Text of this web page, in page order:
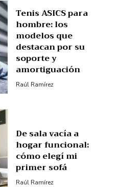
Tenis ASICS para
hombre: los
modelos que
destacan por su
soporte y
amortiguación
Raúl Ramírez
De sala vacía a
hogar funcional:
cómo elegí mi
primer sofá
Raúl Ramírez